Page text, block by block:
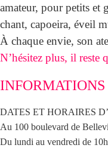
amateur, pour petits et
chant, capoeira, éveil
À chaque envie, son
N’hésitez plus, il reste
INFORMATIONS
DATES ET HORAIRES
Au 100 boulevard de
Du lundi au vendredi de